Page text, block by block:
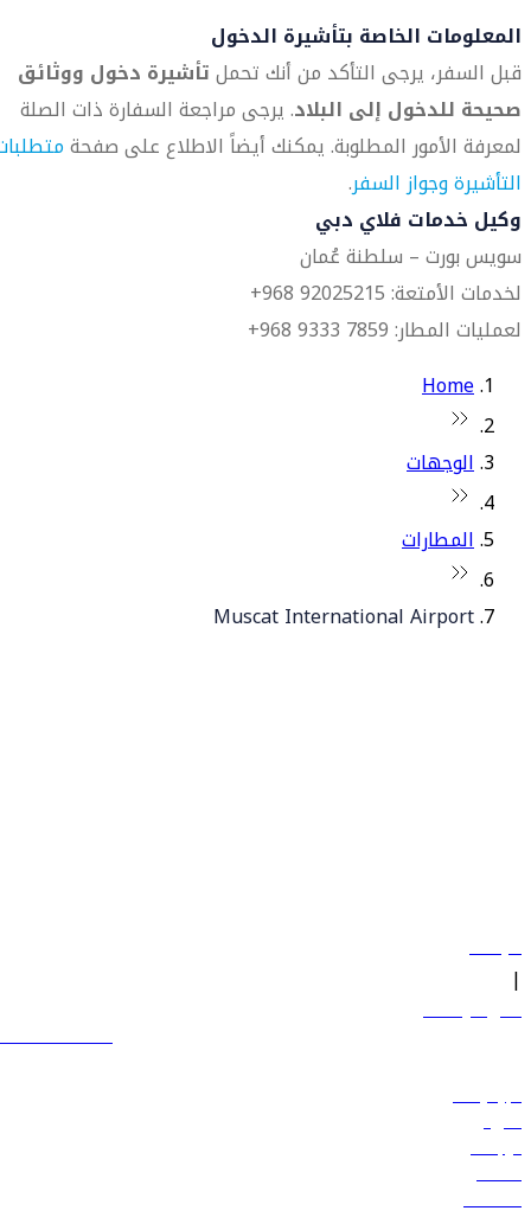
المعلومات الخاصة بتأشيرة الدخول
قبل السفر، يرجى التأكد من أنك تحملتأشيرة دخول ووثائق
صحيحة للدخول إلى البلاد. يرجى مراجعة السفارة ذات الصلة
لمعرفة الأمور المطلوبة. يمكنك أيضاً الاطلاع على صفحة
التأشيرة وجواز السفر.
وكيل خدمات فلاي دبي
سويس بورت – سلطنة عُمان
لخدمات الأمتعة: 92025215 968+
لعمليات المطار: 7859 9333 968+
Home
الوجهات
المطارات
Muscat International Airport
سياساتنا
|
الشروط والأحكام
600 544 445
حجز الرحلات
العروض
الوجهات
الأمتعة
المساعدة